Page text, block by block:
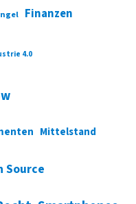
Finanzen
4.0
Mittelstand
Source